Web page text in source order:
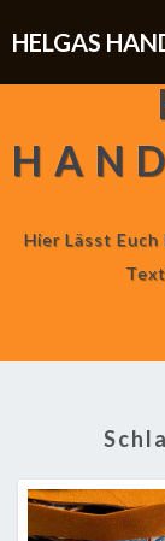
HELGAS
Hier Lässt